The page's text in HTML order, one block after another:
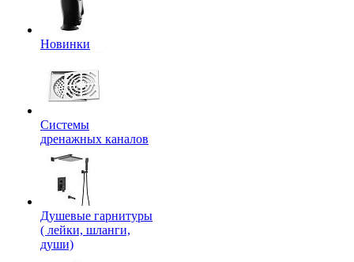
Новинки
Системы
дренажных каналов
Душевые гарнитуры
( лейки, шланги,
души)